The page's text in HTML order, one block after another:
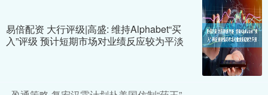
易倍配资 大行评级|高盛: 维持Alphabet“买
入”评级 预计短期市场对业绩反应较为平淡